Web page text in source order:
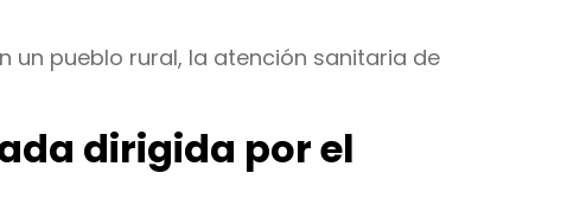
un pueblo rural, la atención sanitaria de
dirigida por el